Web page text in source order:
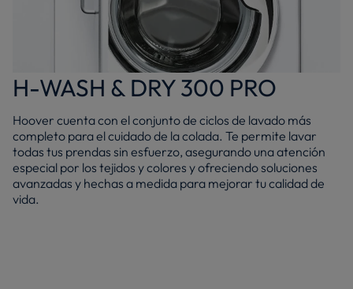
H-WASH & DRY 300 PRO
Hoover cuenta con el conjunto de ciclos de lavado más
completo para el cuidado de la colada. Te permite lavar
todas tus prendas sin esfuerzo, asegurando una atención
especial por los tejidos y colores y ofreciendo soluciones
avanzadas y hechas a medida para mejorar tu calidad de
vida.